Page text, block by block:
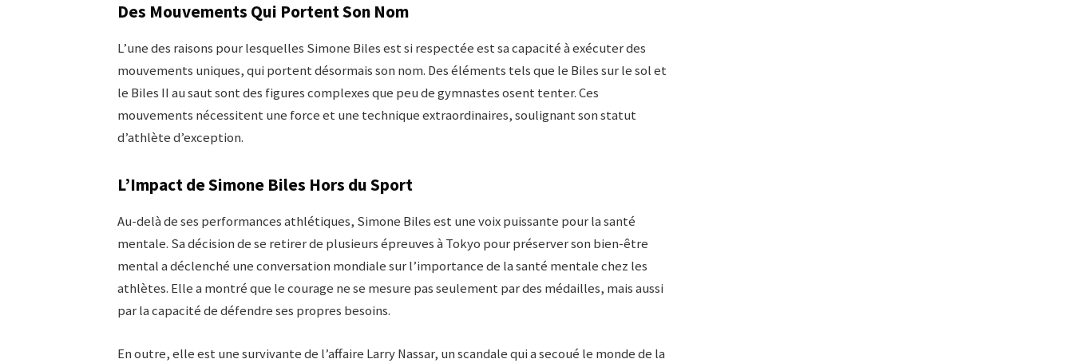
Des Mouvements Qui Portent Son Nom
L’une des raisons pour lesquelles Simone Biles est si respectée est sa capacité à exécuter des
mouvements uniques, qui portent désormais son nom. Des éléments tels que le Biles sur le sol et
le Biles II au saut sont des figures complexes que peu de gymnastes osent tenter. Ces
mouvements nécessitent une force et une technique extraordinaires, soulignant son statut
d’athlète d’exception.
L’Impact de Simone Biles Hors du Sport
Au-delà de ses performances athlétiques, Simone Biles est une voix puissante pour la santé
mentale. Sa décision de se retirer de plusieurs épreuves à Tokyo pour préserver son bien-être
mental a déclenché une conversation mondiale sur l’importance de la santé mentale chez les
athlètes. Elle a montré que le courage ne se mesure pas seulement par des médailles, mais aussi
par la capacité de défendre ses propres besoins.
En outre, elle est une survivante de l’affaire Larry Nassar, un scandale qui a secoué le monde de la